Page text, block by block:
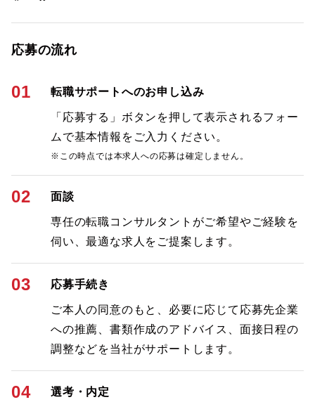
応募の流れ
01 転職サポートへのお申し込み
「応募する」ボタンを押して表示されるフォー
ムで基本情報をご入力ください。
※この時点では本求人への応募は確定しません。
02 面談
専任の転職コンサルタントがご希望やご経験を
伺い、最適な求人をご提案します。
03 応募手続き
ご本人の同意のもと、必要に応じて応募先企業
への推薦、書類作成のアドバイス、面接日程の
調整などを当社がサポートします。
04 選考・内定